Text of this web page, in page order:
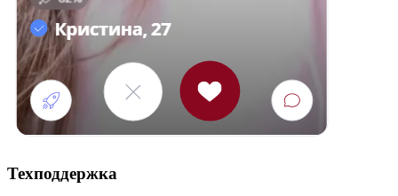
Техподдержка